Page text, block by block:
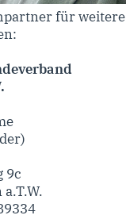
für weitere
9c